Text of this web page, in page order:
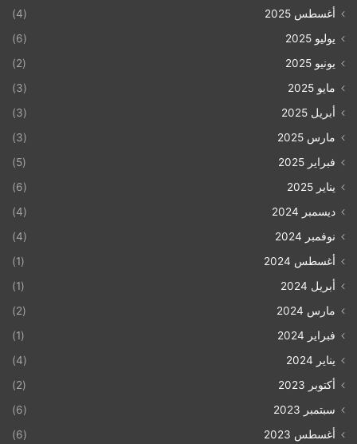
أغسطس 2025
(4)
يوليو 2025
(6)
يونيو 2025
(2)
مايو 2025
(3)
أبريل 2025
(3)
مارس 2025
(3)
فبراير 2025
(5)
يناير 2025
(6)
ديسمبر 2024
(4)
نوفمبر 2024
(4)
أغسطس 2024
(1)
أبريل 2024
(1)
مارس 2024
(2)
فبراير 2024
(1)
يناير 2024
(4)
أكتوبر 2023
(2)
سبتمبر 2023
(6)
أغسطس 2023
(6)